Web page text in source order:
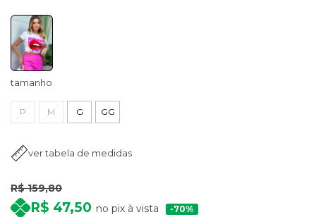
tamanho
P M G GG
ver tabela de medidas
R$ 159,80
R$ 47,50 no pix à vista 70%